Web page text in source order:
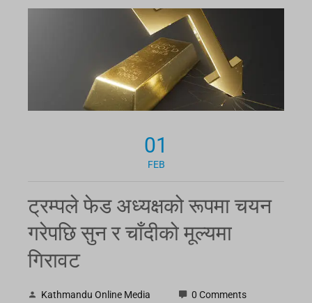
01
FEB
ट्रम्पले फेड अध्यक्षको रूपमा चयन
गरेपछि सुन र चाँदीको मूल्यमा
गिरावट
Kathmandu Online Media
0 Comments